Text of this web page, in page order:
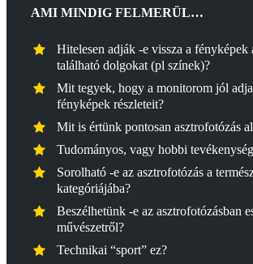
AMI MINDIG FELMERÜL…
Hitelesen adják -e vissza a fényképek
található dolgokat (pl színek)?
Mit tegyek, hogy a monitorom jól adja
fényképek részleteit?
Mit is értünk pontosan asztrofotózás
Tudományos, vagy hobbi
Sorolható -e az asztrofotózás a
kategóriájába?
Beszélhetünk -e az asztrofotózásban
művészetről?
Technikai “sport” ez?